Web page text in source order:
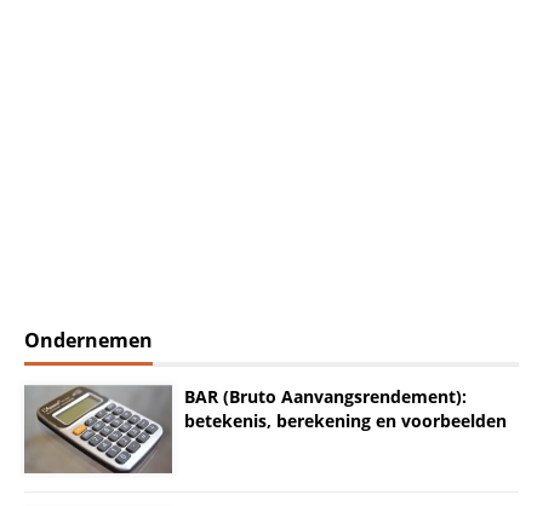
Ondernemen
BAR (Bruto Aanvangsrendement):
betekenis, berekening en voorbeelden